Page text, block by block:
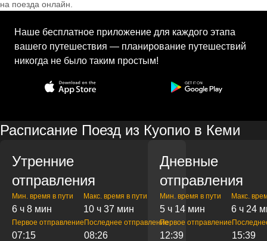
на поезда онлайн.
Наше бесплатное приложение для каждого этапа
вашего путешествия — планирование путешествий
никогда не было таким простым!
Расписание Поезд из Куопио в Кеми
Утренние
отправления
Мин. время в пути
6 ч 8 мин
Макс. время в пути
10 ч 37 мин
Первое отправление
07:15
Последнее отправление
08:26
Дневные
отправления
Мин. время в пути
5 ч 14 мин
Макс.
6 ч 24
Первое отправление
12:39 15:39